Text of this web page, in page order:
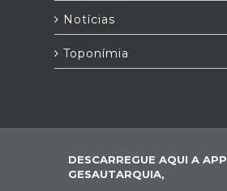
Notícias
Toponímia
DESCARREGUE AQUI A APP
GESAUTARQUIA,